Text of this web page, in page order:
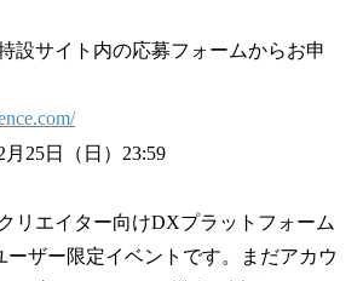
設サイト内の応募フォームからお申
25日（日）23:59
リエイター向けDXプラットフォーム
ーザー限定イベントです。まだアカウ